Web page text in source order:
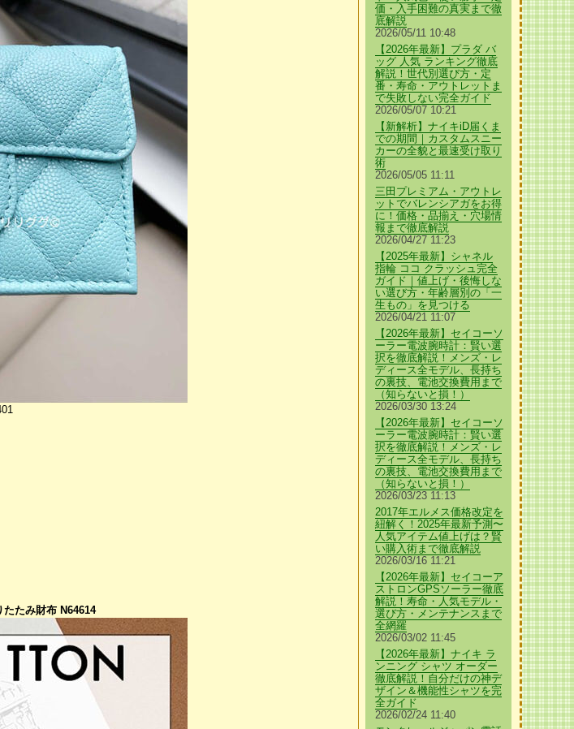
たみ財布 N64614
価・入手困難の真実まで徹
底解説
2026/05/11 10:48
【2026年最新】プラダ バ
ッグ 人気 ランキング徹底
解説！世代別選び方・定
番・寿命・アウトレットま
で失敗しない完全ガイド
2026/05/07 10:21
【新解析】ナイキiD届くま
での期間｜カスタムスニー
カーの全貌と最速受け取り
術
2026/05/05 11:11
三田プレミアム・アウトレ
ットでバレンシアガをお得
に！価格・品揃え・穴場情
報まで徹底解説
2026/04/27 11:23
【2025年最新】シャネル
指輪 ココ クラッシュ完全
ガイド｜値上げ・後悔しな
い選び方・年齢層別の「一
生もの」を見つける
2026/04/21 11:07
【2026年最新】セイコーソ
ーラー電波腕時計：賢い選
択を徹底解説！メンズ・レ
ディース全モデル、長持ち
の裏技、電池交換費用まで
（知らないと損！）
2026/03/30 13:24
【2026年最新】セイコーソ
ーラー電波腕時計：賢い選
択を徹底解説！メンズ・レ
ディース全モデル、長持ち
の裏技、電池交換費用まで
（知らないと損！）
2026/03/23 11:13
2017年エルメス価格改定を
紐解く！2025年最新予測〜
人気アイテム値上げは？賢
い購入術まで徹底解説
2026/03/16 11:21
【2026年最新】セイコーア
ストロンGPSソーラー徹底
解説！寿命・人気モデル・
選び方・メンテナンスまで
全網羅
2026/03/02 11:45
【2026年最新】ナイキ ラ
ンニング シャツ オーダー
徹底解説！自分だけの神デ
ザイン＆機能性シャツを完
全ガイド
2026/02/24 11:40